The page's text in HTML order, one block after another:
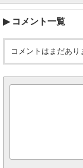
コメント一覧
コメントはまだあり